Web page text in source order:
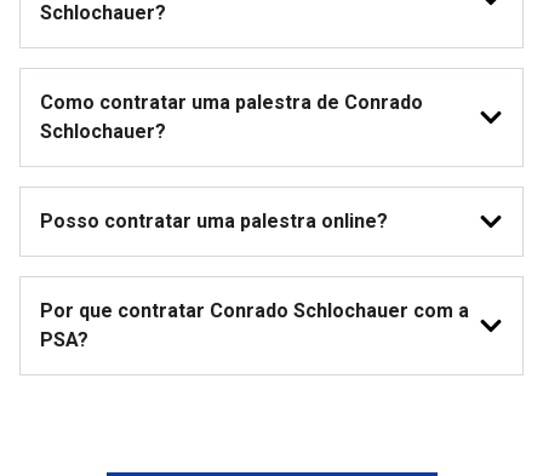
Schlochauer?
Como contratar uma palestra de Conrado
Schlochauer?
Posso contratar uma palestra online?
Por que contratar Conrado Schlochauer com a
PSA?